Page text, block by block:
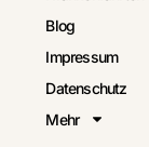
Blog
Impressum
Datenschutz
Mehr